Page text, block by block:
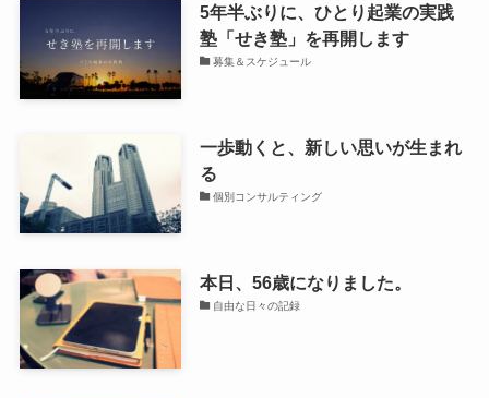
5年半ぶりに、ひとり起業の実践
塾「せき塾」を再開します
募集＆スケジュール
一歩動くと、新しい思いが生まれ
る
個別コンサルティング
本日、56歳になりました。
自由な日々の記録